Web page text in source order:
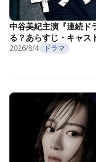
中谷美紀主演『連続
る？あらすじ・キャス
2026/8/4 ドラマ